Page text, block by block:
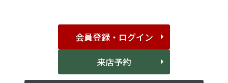
会員登録・ログイン
来店予約